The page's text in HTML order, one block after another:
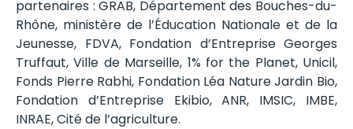
partenaires : GRAB, Département des Bouches-du-
Rhône, ministère de l’Éducation Nationale et de la
Jeunesse, FDVA, Fondation d’Entreprise Georges
Truffaut, Ville de Marseille, 1% for the Planet, Unicil,
Fonds Pierre Rabhi, Fondation Léa Nature Jardin Bio,
Fondation d’Entreprise Ekibio, ANR, IMSIC, IMBE,
INRAE, Cité de l’agriculture.